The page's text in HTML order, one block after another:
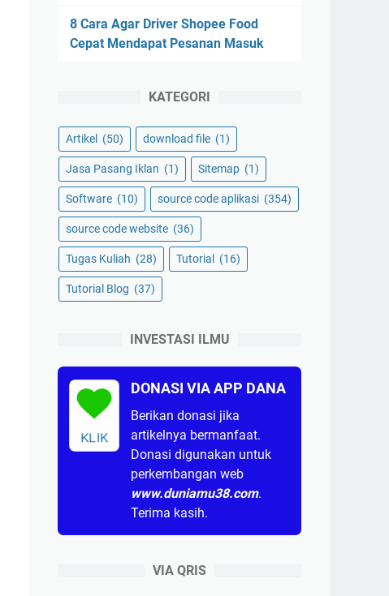
8 Cara Agar Driver Shopee Food
Cepat Mendapat Pesanan Masuk
KATEGORI
Artikel (50) download file (1)
Jasa Pasang Iklan (1) Sitemap (1)
Software (10) source code aplikasi (354)
source code website (36)
Tugas Kuliah (28) Tutorial (16)
Tutorial Blog (37)
INVESTASI ILMU
KLIK
DONASI VIA APP DANA
Berikan donasi jika
artikelnya bermanfaat.
Donasi digunakan untuk
perkembangan web
www.duniamu38.com.
Terima kasih.
VIA QRIS